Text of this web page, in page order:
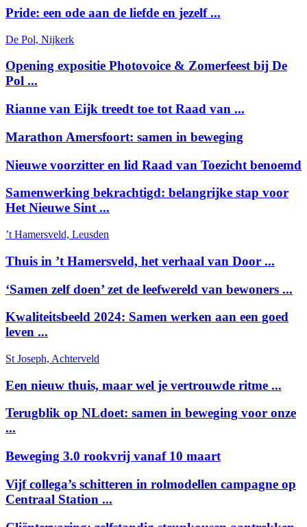
Pride: een ode aan de liefde en jezelf ...
De Pol, Nijkerk
Opening expositie Photovoice & Zomerfeest bij De
Pol ...
Rianne van Eijk treedt toe tot Raad van ...
Marathon Amersfoort: samen in beweging
Nieuwe voorzitter en lid Raad van Toezicht benoemd
Samenwerking bekrachtigd: belangrijke stap voor
Het Nieuwe Sint ...
’t Hamersveld, Leusden
Thuis in ’t Hamersveld, het verhaal van Door ...
‘Samen zelf doen’ zet de leefwereld van bewoners ...
Kwaliteitsbeeld 2024: Samen werken aan een goed
leven ...
St Joseph, Achterveld
Een nieuw thuis, maar wel je vertrouwde ritme ...
Terugblik op NLdoet: samen in beweging voor onze
...
Beweging 3.0 rookvrij vanaf 10 maart
Vijf collega’s schitteren in rolmodellen campagne op
Centraal Station ...